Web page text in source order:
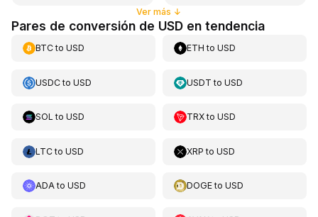
Ver más ↓
Pares de conversión de USD en tendencia
BTCto USD ETH toUSD
USDCto USD USDT toUSD
SOL to USD TRXtoUSD
LTCto USD XRP toUSD
ADAto USD DOGEtoUSD